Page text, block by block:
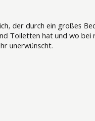
der durch ein großes
Toiletten hat und wo bei
unerwünscht.